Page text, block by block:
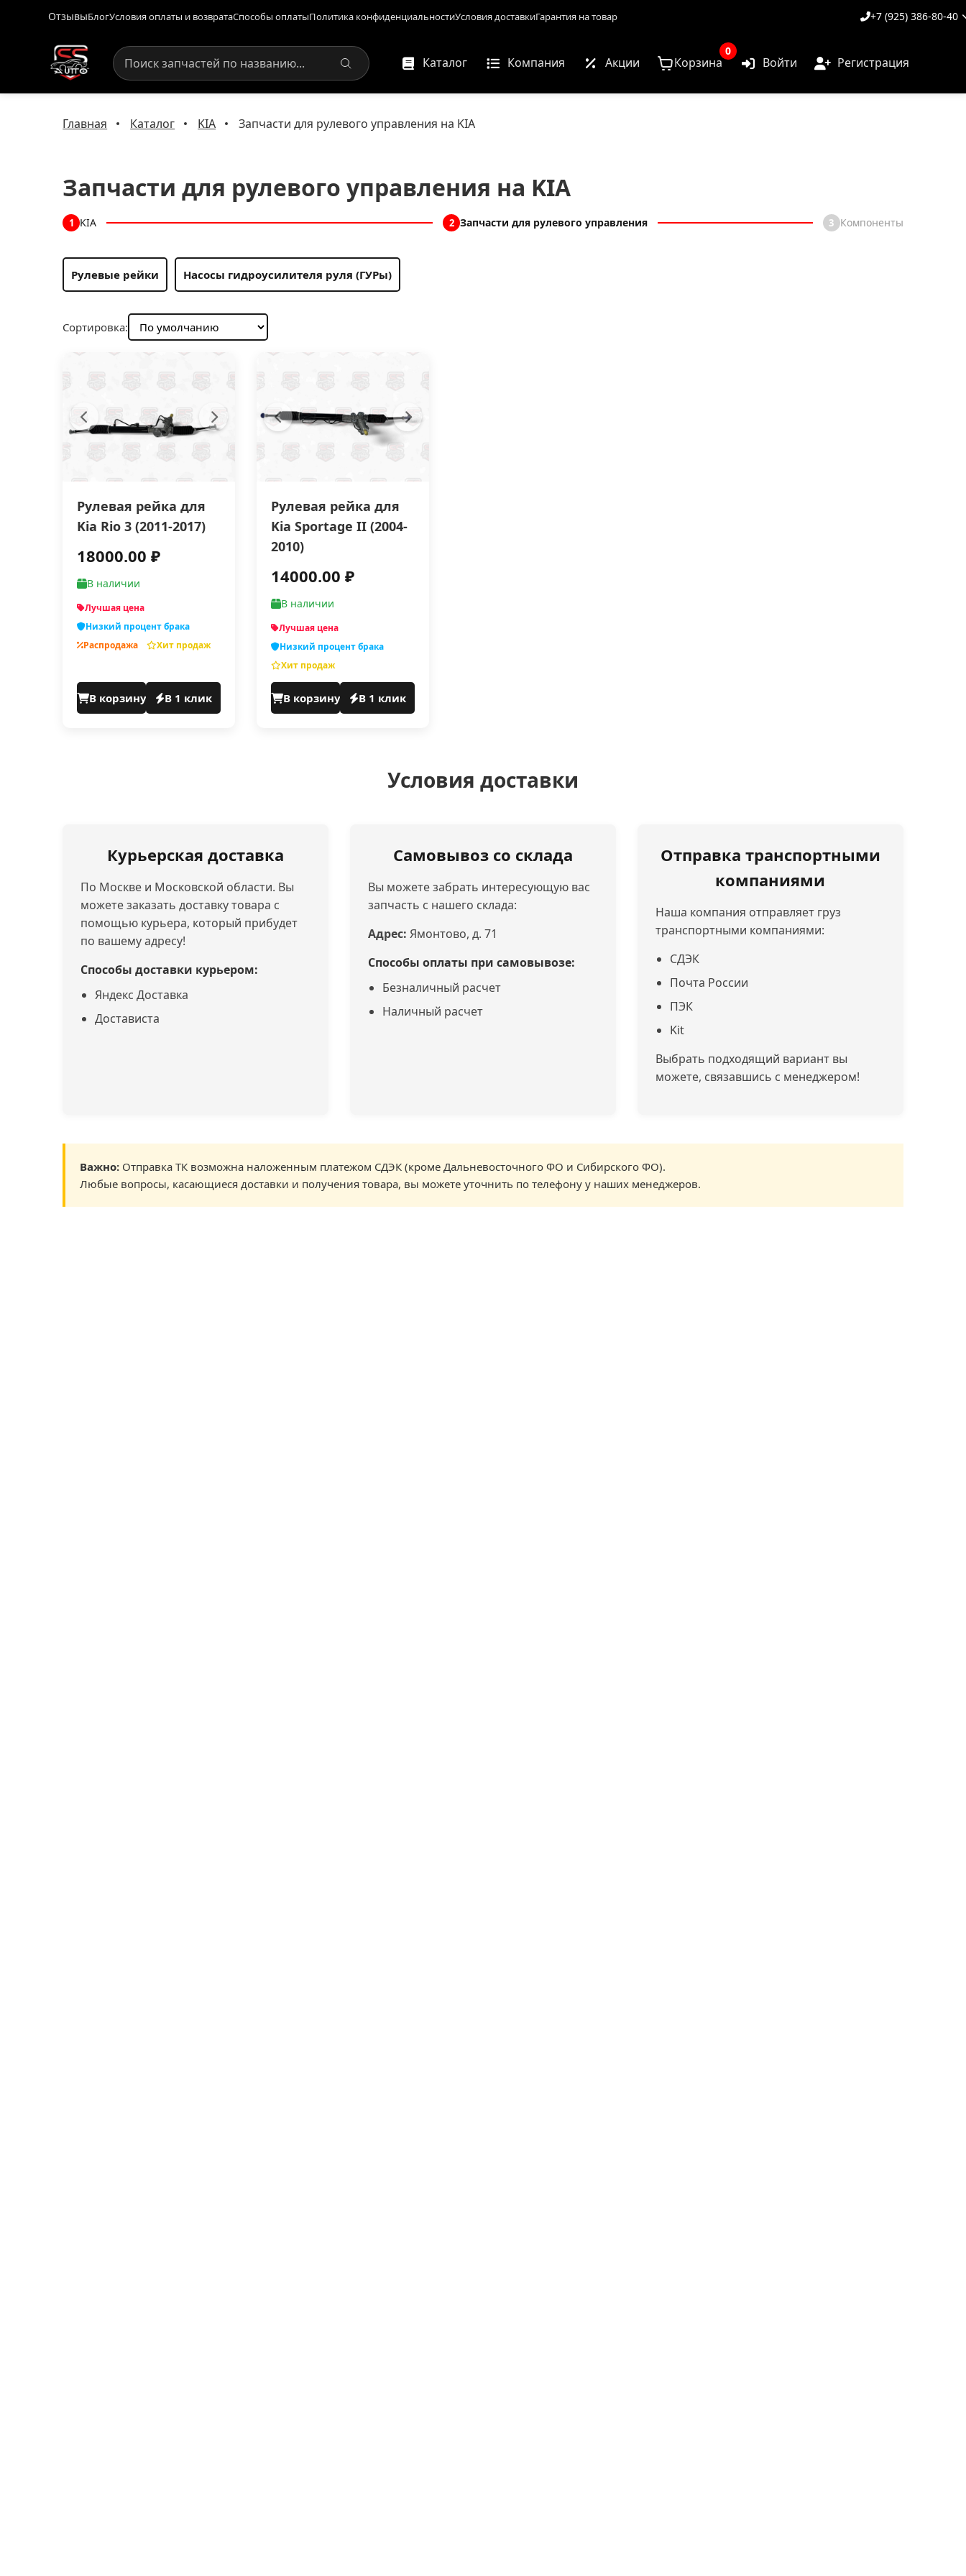
ОтзывыБлогУсловия оплаты и возвратаСпособы оплатыПолитика конфиденциальностиУсловия доставкиГарантия на товар +7 (925) 386-80-40
Каталог Компания Акции Корзина
0
Войти Регистрация
Главная Каталог KIA Запчасти для рулевого управления на KIA
Запчасти для рулевого управления на KIA
1 KIA 2 Запчасти для рулевого управления 3 Компоненты
Рулевые рейки Насосы гидроусилителя руля (ГУРы)
Сортировка:
Рулевая рейка для
Kia Rio 3 (2011-2017)
18000.00 ₽
В наличии
Лучшая цена
Низкий процент брака
Распродажа
Хит продаж
В корзину В 1 клик
Рулевая рейка для
Kia Sportage II (2004-
2010)
14000.00 ₽
В наличии
Лучшая цена
Низкий процент брака
Хит продаж
В корзину В 1 клик
Условия доставки
Курьерская доставка
По Москве и Московской области. Вы
можете заказать доставку товара с
помощью курьера, который прибудет
по вашему адресу!
Способы доставки курьером:
Яндекс Доставка
Достависта
Самовывоз со склада
Вы можете забрать интересующую вас
запчасть с нашего склада:
Адрес: Ямонтово, д. 71
Способы оплаты при самовывозе:
Безналичный расчет
Наличный расчет
Отправка транспортными
компаниями
Наша компания отправляет груз
транспортными компаниями:
СДЭК
Почта России
ПЭК
Kit
Выбрать подходящий вариант вы
можете, связавшись с менеджером!
Важно: Отправка ТК возможна наложенным платежом СДЭК (кроме Дальневосточного ФО и Сибирского ФО).
Любые вопросы, касающиеся доставки и получения товара, вы можете уточнить по телефону у наших менеджеров.